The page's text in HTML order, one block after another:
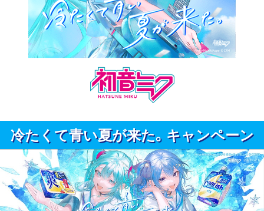
冷たくて青い夏が来た。キャンペーン